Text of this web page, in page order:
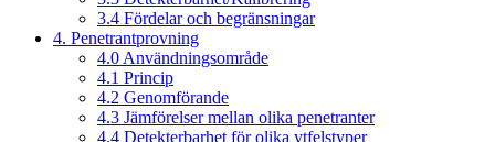
3.4 Fördelar och begränsningar
4. Penetrantprovning
4.0 Användningsområde
4.1 Princip
4.2 Genomförande
4.3 Jämförelser mellan olika penetranter
4.4 Detekterbarhet för olika ytfelstyper